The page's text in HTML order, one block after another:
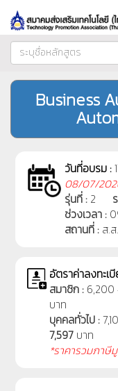
Business
วันที่อบรม :
08/07/
รุ่นที่ : 2
ช่วงเวลา :
สถานที่ : ส.
อัตราค่าลงทะเ
สมาชิก : 6,200
บาท
บุคคลทั่วไป :
7,597 บาท
*ราคารวมภาษี